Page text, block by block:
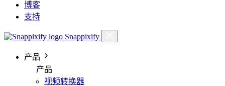
博客
支持
Snappixify
产品
产品
视频转换器